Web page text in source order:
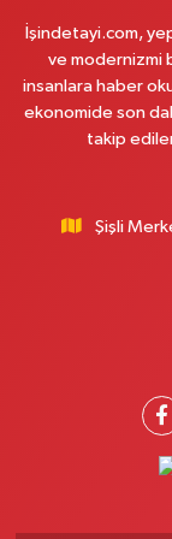
0 (212) 590 90 09
Naciye
Esentepe Mahallesi
MERKEZ CAMİNİN
Mehmet Nesih
Burak
Cevizlik Mahallesi
İşindetayi.com,
ve modernizmi
insanlara haber
ekonomide son
takip
Şişli